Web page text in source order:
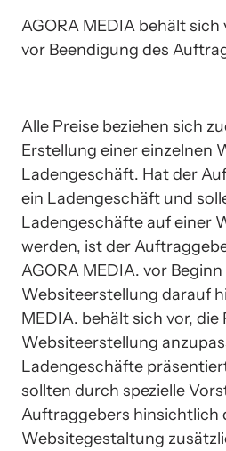
AGORA MEDIA behält sich
vor Beendigung des
Alle Preise beziehen sich
Erstellung einer einzelnen
Ladengeschäft. Hat der
ein Ladengeschäft und
Ladengeschäfte auf einer
werden, ist der
AGORA MEDIA. vor
Websiteerstellung darauf
MEDIA. behält sich vor, die
Websiteerstellung
Ladengeschäfte
sollten durch spezielle
Auftraggebers hinsichtlich
Websitegestaltung